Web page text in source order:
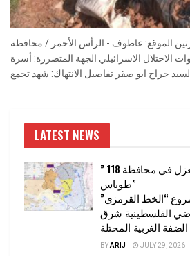
الموقع: عاطوف - الرأس الأحمر / محافظة
الاحتلال الاسرائيلي الجهة المتضررة: أسرة
LATEST NEWS
” 118 ألف دونم مهددة بالعزل في محافظة
طوباس”
“الخط القرمزي”
الفلسطينية شرق
الضفة الغربية المحتلة
BYARIJ JULY 29, 2026